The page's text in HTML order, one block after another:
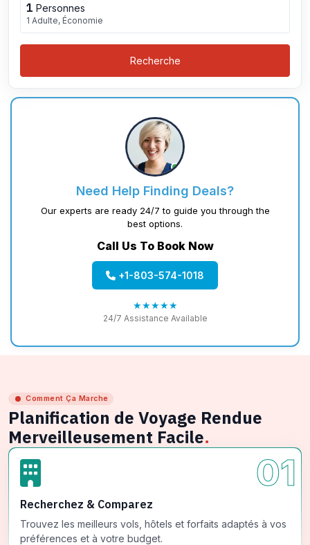
1 Personnes
1 Adulte, Économie
Recherche
Need Help Finding Deals?
Our experts are ready 24/7 to guide you through the
best options.
Call Us To Book Now
+1-803-574-1018
★★★★★
24/7 Assistance Available
Comment Ça Marche
Planification de Voyage Rendue
Merveilleusement Facile.
01
Recherchez & Comparez
Trouvez les meilleurs vols, hôtels et forfaits adaptés à vos
préférences et à votre budget.